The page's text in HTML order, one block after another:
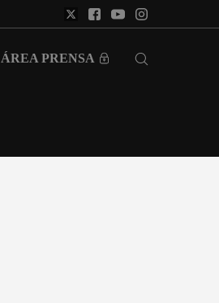
ÁREA PRENSA